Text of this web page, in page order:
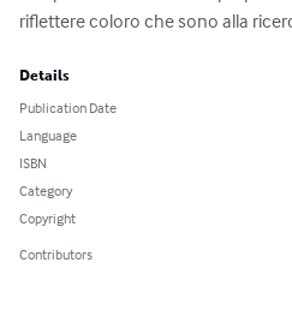
riflettere coloro che sono alla
Details
Publication Date
Language
ISBN
Category
Copyright
Contributors